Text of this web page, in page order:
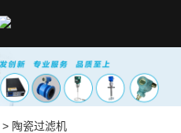
> 陶瓷过滤机